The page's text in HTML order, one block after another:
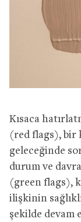
Kısaca
(red flags), bir
geleceğinde
durum ve
(green flags),
ilişkinin
şekilde devam